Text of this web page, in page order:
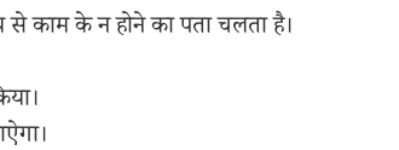
से काम के न होने का पता चलता है।